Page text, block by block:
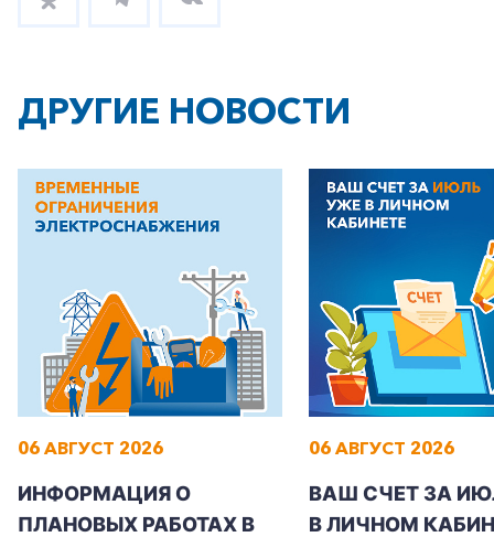
+7-800-700-24-57
Заказать обратный звонок
Частным клиентам
Корпоративным клиентам
ДРУГИЕ НОВОСТИ
06 АВГУСТ 2026
ИНФОРМАЦИЯ О
ПЛАНОВЫХ РАБОТАХ В
06 АВГУСТ 2026
ВАШ СЧЕТ ЗА
В ЛИЧНОМ